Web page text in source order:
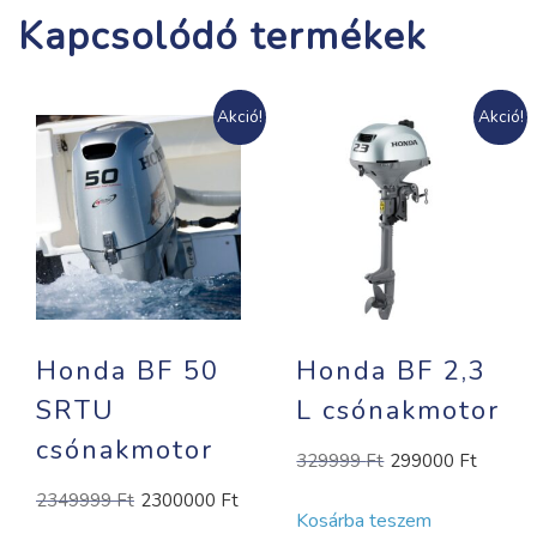
Kapcsolódó termékek
Akció!
Honda BF 50
SRTU
csónakmotor
2349999Ft Original
2300000 FtCurrent
Akció!
Honda BF 2,3
L csónakmotor
329999Ft Original
was:
299000 Ft
Kosárba teszem